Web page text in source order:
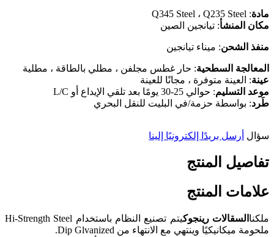
مادة: Q345 Steel ، Q235 Steel
مكان المنشأ: تيانجين الصين
منفذ الشحن: ميناء تيانجين
المعالجة السطحية: حار غطس مجلفن ، مطلي بالطاقة ، مطلية
عينة: العينة متوفرة ، مجانًا للعينة
موعد التسليم: حوالي 25-30 يومًا بعد تلقي الإيداع أو L/C
طَرد: بواسطة حزمة/في البليت للنقل البحري
سؤال أرسل بريدًا إلكترونيًا إلينا
تفاصيل المنتج
علامات المنتج
ملكنا السقالات رينجوك
يتم تصنيع النظام باستخدام Hi-Strength Steel
ملحومة ميكانيكيًا وينتهي مع الانتهاء من Dip Glvanized.